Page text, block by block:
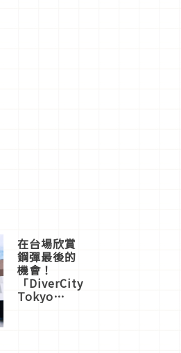
在台場欣賞
鋼彈最後的
機會！
「DiverCity
Tokyo